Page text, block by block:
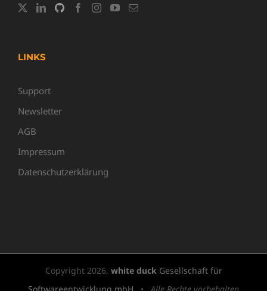
LINKS
Support
Newsletter
AGB
Impressum
Datenschutzerklärung
Copyright 2026, white duckGesellschaft für